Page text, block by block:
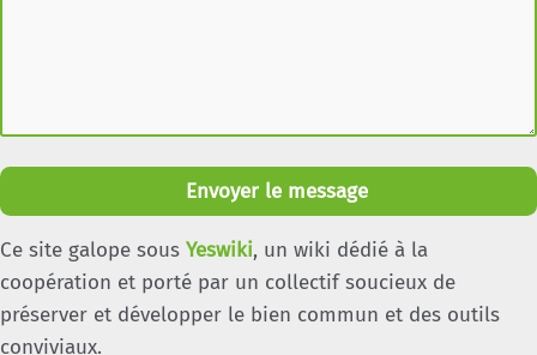
Envoyer le message
Ce site galope sous Yeswiki, un wiki dédié à la
coopération et porté par un collectif soucieux de
préserver et développer le bien commun et des outils
conviviaux.